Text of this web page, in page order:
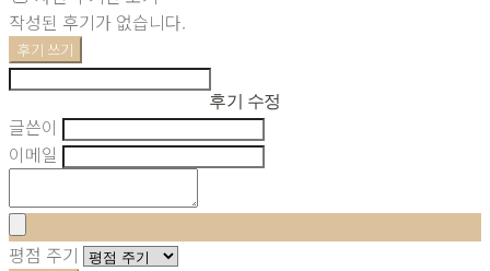
작성된 후기가 없습니다.
후기 쓰기
후기 수정
글쓴이
이메일
평점 주기